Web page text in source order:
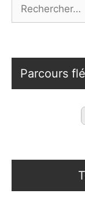
Parcours